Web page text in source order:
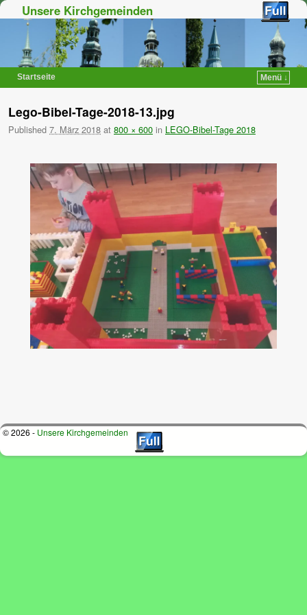
Unsere Kirchgemeinden
Startseite
Menü ↓
Lego-Bibel-Tage-2018-13.jpg
Published 7. März 2018 at 800 × 600 in LEGO-Bibel-Tage 2018
© 2026 - Unsere Kirchgemeinden